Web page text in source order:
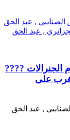
الجنرالات ????
على
, عبد الحق